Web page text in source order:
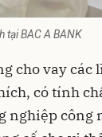
tại BAC A BANK
cho vay
có tính
nghiệp công